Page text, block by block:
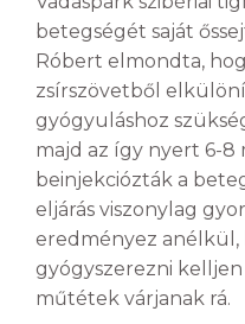
betegségét saját
Róbert elmondta,
zsírszövetből
gyógyuláshoz
majd az így nyert 6-8
beinjekciózták a
eljárás viszonylag
eredményez anélkül,
gyógyszerezni
műtétek várjanak rá.